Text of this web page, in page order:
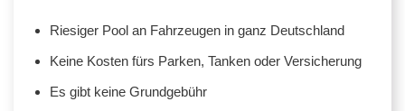
Riesiger Pool an Fahrzeugen in ganz Deutschland
Keine Kosten fürs Parken, Tanken oder Versicherung
Es gibt keine Grundgebühr